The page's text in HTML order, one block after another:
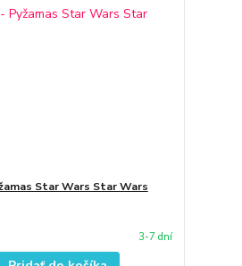
Star Wars Star Wars
3-7 dní